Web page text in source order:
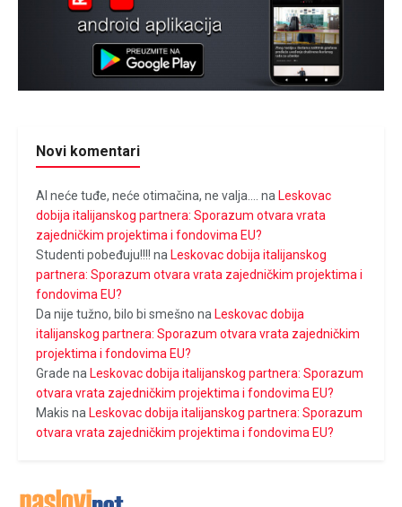
Novi komentari
Al neće tuđe, neće otimačina, ne valja.... na Leskovac
dobija italijanskog partnera: Sporazum otvara vrata
zajedničkim projektima i fondovima EU?
Studenti pobeđuju!!!! na Leskovac dobija italijanskog
partnera: Sporazum otvara vrata zajedničkim projektima i
fondovima EU?
Da nije tužno, bilo bi smešno na Leskovac dobija
italijanskog partnera: Sporazum otvara vrata zajedničkim
projektima i fondovima EU?
Grade na Leskovac dobija italijanskog partnera: Sporazum
otvara vrata zajedničkim projektima i fondovima EU?
Makis na Leskovac dobija italijanskog partnera: Sporazum
otvara vrata zajedničkim projektima i fondovima EU?